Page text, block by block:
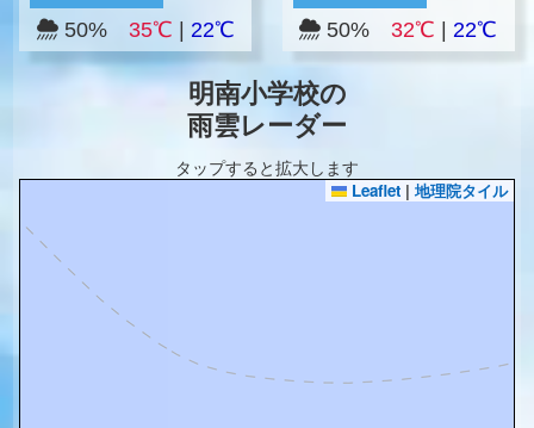
50% 35℃ 22℃ 50% 32℃ |22℃
明南小学校の
雨雲レーダー
タップすると拡大します
Leaflet | 地理院タイル